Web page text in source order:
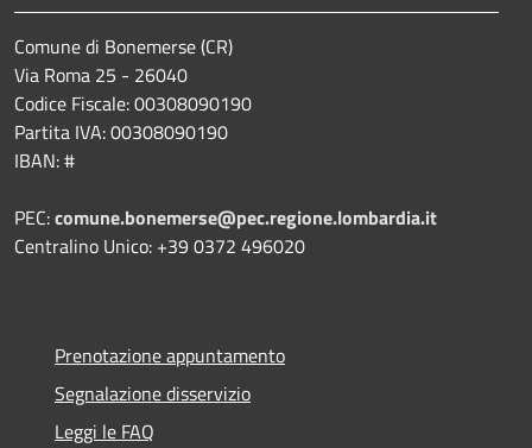
Comune di Bonemerse (CR)
Via Roma 25 - 26040
Codice Fiscale: 00308090190
Partita IVA: 00308090190
IBAN: #
PEC:comune.bonemerse@pec.regione.lombardia.it
Centralino Unico: +39 0372 496020
Prenotazione appuntamento
Segnalazione disservizio
Leggi le FAQ